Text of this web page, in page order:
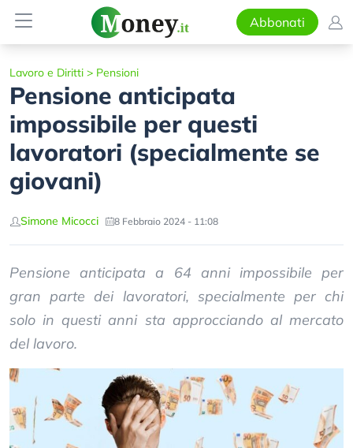
Abbonati
Lavoro e Diritti > Pensioni
Pensione anticipata
impossibile per questi
lavoratori (specialmente se
giovani)
Simone Micocci 8 Febbraio 2024 - 11:08
Pensione anticipata a 64 anni impossibile per
gran parte dei lavoratori, specialmente per chi
solo in questi anni sta approcciando al mercato
del lavoro.